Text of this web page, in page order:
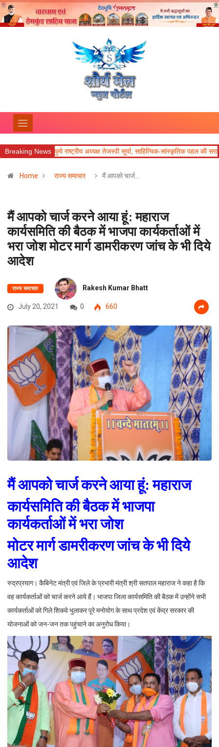
Breaking News
अध्यक्ष तेजस्वी सूर्या, साहित्यिक-सांस्कृतिक पहल की सराहना आज का राशिफल
Home राज्य समाचार मैं आपको चार्ज…
मैं आपको चार्ज करने आया हूं: महाराज
कार्यसमिति की बैठक में भाजपा कार्यकर्ताओं में
भरा जोश मोटर मार्ग डामरीकरण जांच के भी दिये
आदेश
राज्य समाचार Rakesh Kumar Bhatt
July 20, 2021 0 660
मैं आपको चार्ज करने आया हूं: महाराज
कार्यसमिति की बैठक में भाजपा
कार्यकर्ताओं में भरा जोश
मोटर मार्ग डामरीकरण जांच के भी दिये
आदेश
रुद्रप्रयाग। कैबिनेट मंत्री एवं जिले के प्रभारी मंत्री श्री सतपाल महाराज ने कहा है कि
वह कार्यकर्ताओं को चार्ज करने आये हैं। भाजपा जिला कार्यसमिति की बैठक में उन्होंने सभी
कार्यकर्ताओं को गिले शिकवे भुलाकर पूरे मनोयोग के साथ प्रदेश एवं केंद्र सरकार की
योजनाओं को जन-जन तक पहुंचाने का अनुरोध किया।